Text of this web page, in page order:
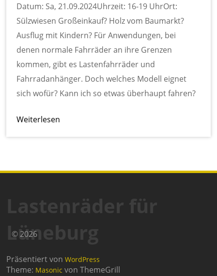
Datum: Sa, 21.09.2024Uhrzeit: 16-19 UhrOrt:
Sülzwiesen Großeinkauf? Holz vom Baumarkt?
Ausflug mit Kindern? Für Anwendungen, bei
denen normale Fahrräder an ihre Grenzen
kommen, gibt es Lastenfahrräder und
Fahrradanhänger. Doch welches Modell eignet
sich wofür? Kann ich so etwas überhaupt fahren?
Weiterlesen
Lastenräder für
Lüneburg
© 2026
Präsentiert vonWordPress
Theme: Masonic von ThemeGrill